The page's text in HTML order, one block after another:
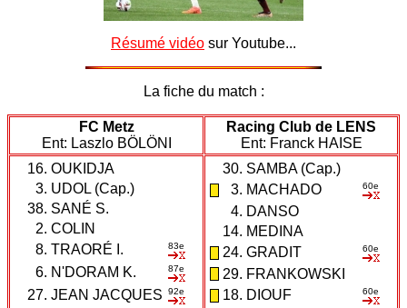
Résumé vidéo sur Youtube...
La fiche du match :
FC Metz
Ent: Laszlo BÖLÖNI
Racing Club de LENS
Ent: Franck HAISE
16. OUKIDJA
3. UDOL (Cap.)
38. SANÉ S.
2. COLIN
8. TRAORÉ I. 83e
6. N'DORAM K. 87e
27. JEAN JACQUES 92e
30. SAMBA (Cap.)
3. MACHADO 60e
4. DANSO
14. MEDINA
24. GRADIT 60e
29. FRANKOWSKI
18. DIOUF 60e